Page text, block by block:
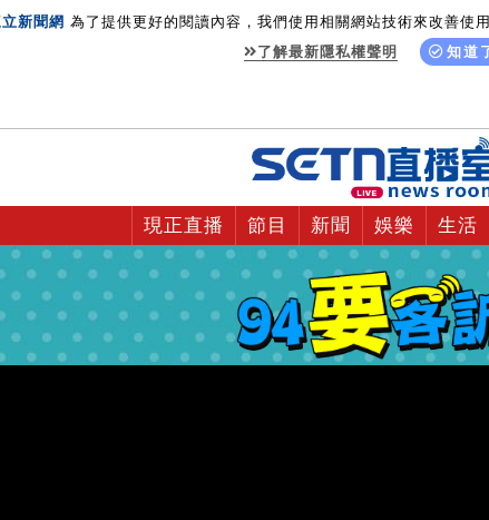
新聞網 為了提供更好的閱讀內容，我們使用相關網站技術來改善使
了解最新隱私權聲明
知道
現正直播 節目 新聞 娛樂 生活